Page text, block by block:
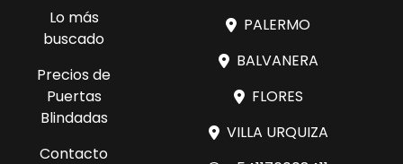
Lo más
buscado
Precios de
Puertas
Blindadas
Contacto
PALERMO
BALVANERA
FLORES
VILLA URQUIZA